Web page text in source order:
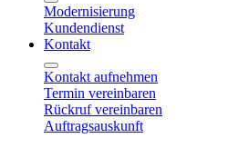
Modernisierung
Kundendienst
Kontakt
Kontakt aufnehmen
Termin vereinbaren
Rückruf vereinbaren
Auftragsauskunft